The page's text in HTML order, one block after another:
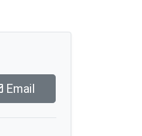
Email